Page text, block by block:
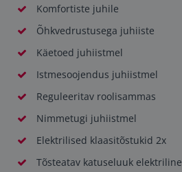
Komfortiste juhile
Õhkvedrustusega juhiiste
Käetoed juhiistmel
Istmesoojendus juhiistmel
Reguleeritav roolisammas
Nimmetugi juhiistmel
Elektrilised klaasitõstukid 2x
Tõsteatav katuseluuk elektriline